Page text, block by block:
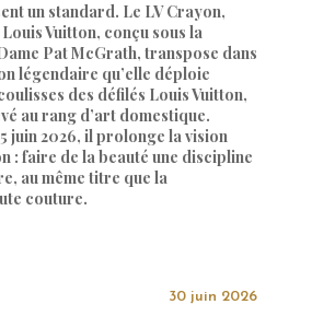
un standard. Le LV Crayon,
Vuitton, conçu sous la
Pat McGrath, transpose dans
légendaire qu’elle déploie
des défilés Louis Vuitton,
au rang d’art domestique.
juin 2026, il prolonge la vision
: faire de la beauté une discipline
au même titre que la
couture.
30 juin 2026